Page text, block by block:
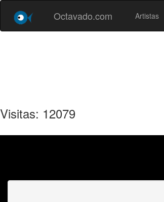
Octavado.com Artistas
Visitas: 12079